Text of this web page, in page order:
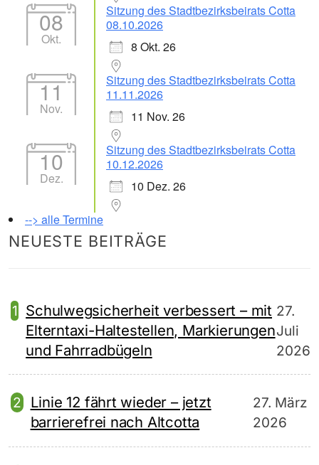
08
Okt.
Sitzung des Stadtbezirksbeirats Cotta
08.10.2026
8 Okt. 26
11
Nov.
Sitzung des Stadtbezirksbeirats Cotta
11.11.2026
11 Nov. 26
10
Dez.
Sitzung des Stadtbezirksbeirats Cotta
10.12.2026
10 Dez. 26
--> alle Termine
NEUESTE BEITRÄGE
Schulwegsicherheit verbessert – mit
Elterntaxi-Haltestellen, Markierungen
und Fahrradbügeln
27.
Juli
2026
Linie 12 fährt wieder – jetzt
barrierefrei nach Altcotta
27. März
2026